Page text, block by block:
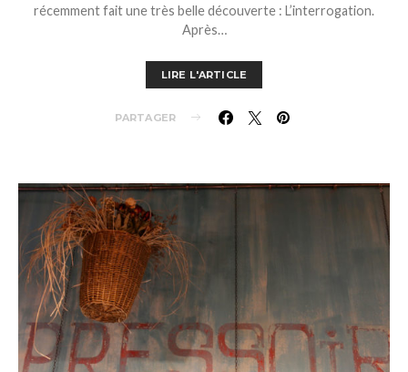
récemment fait une très belle découverte : L’interrogation.
Après…
LIRE L'ARTICLE
PARTAGER